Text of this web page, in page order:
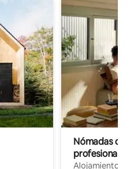
Nómadas
Alojamientos